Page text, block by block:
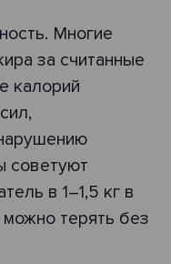
Многие
за считанные
калорий
советуют
в 1–1,5 кг в
терять без